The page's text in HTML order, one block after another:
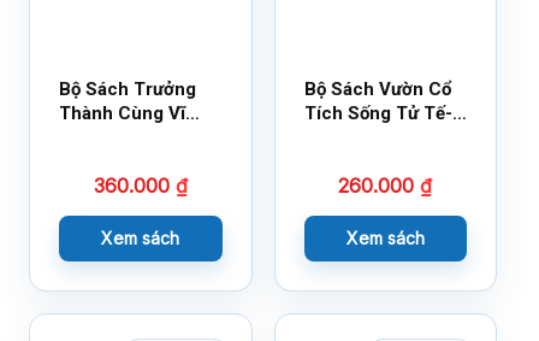
Bộ Sách Trưởng
Thành Cùng Vĩ
360.000 ₫
Xem sách
Bộ Sách Vườn Cổ
Tích Sống Tử Tế-
260.000₫
Xem sách